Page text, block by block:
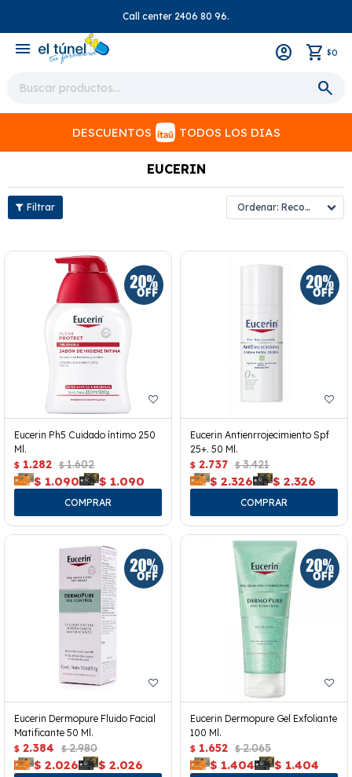
Call center 2406 80 96.
menu $0
DESCUENTOS TODOS LOS DIAS
EUCERIN
Recomendados
Eucerin Ph5 Cuidado íntimo 250
Ml.
$ 1.282 $ 1.602
$ 1.090 $ 1.090
Eucerin Antienrrojecimiento Spf
25+. 50 Ml.
$ 2.737 $ 3.421
$ 2.326 $ 2.326
Eucerin Dermopure Fluido Facial
Matificante 50 Ml.
$ 2.384 $ 2.980
$ 2.026 $ 2.026
Eucerin Dermopure Gel Exfoliante
100 Ml.
$ 1.652 $ 2.065
$ 1.404 $ 1.404
close